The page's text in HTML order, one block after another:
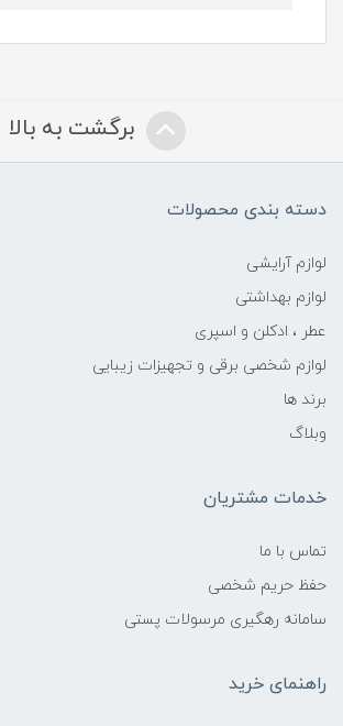
برگشت به بالا
دسته بندی محصولات
لوازم آرایشی
لوازم بهداشتی
عطر ، ادکلن و اسپری
لوازم شخصی برقی و تجهیزات زیبایی
برند ها
وبلاگ
خدمات مشتریان
تماس با ما
حفظ حریم شخصی
سامانه رهگیری مرسولات پستی
راهنمای خرید